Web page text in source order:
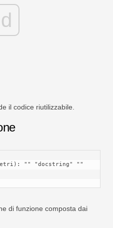
il codice riutilizzabile.
di funzione composta dai